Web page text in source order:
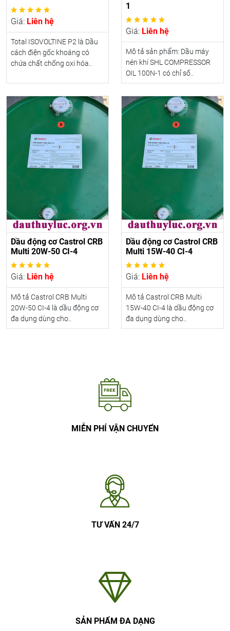
Giá: Liên hệ
Total ISOVOLTINE P2 là Dầu
cách điện gốc khoáng có
chứa chất chống oxi hóa..
1
Giá: Liên hệ
Mô tả sản phẩm: Dầu máy
nén khí SHL COMPRESSOR
OIL 100N-1 có chỉ số..
Dầu động cơ Castrol CRB
Multi 20W-50 CI-4
Giá: Liên hệ
Mô tả Castrol CRB Multi
20W-50 CI-4 là dầu động cơ
đa dụng dùng cho..
Dầu động cơ Castrol CRB
Multi 15W-40 CI-4
Giá: Liên hệ
Mô tả Castrol CRB Multi
15W-40 CI-4 là dầu động cơ
đa dụng dùng cho..
MIỄN PHÍ VẬN CHUYỂN
TƯ VẤN 24/7
SẢN PHẨM ĐA DẠNG